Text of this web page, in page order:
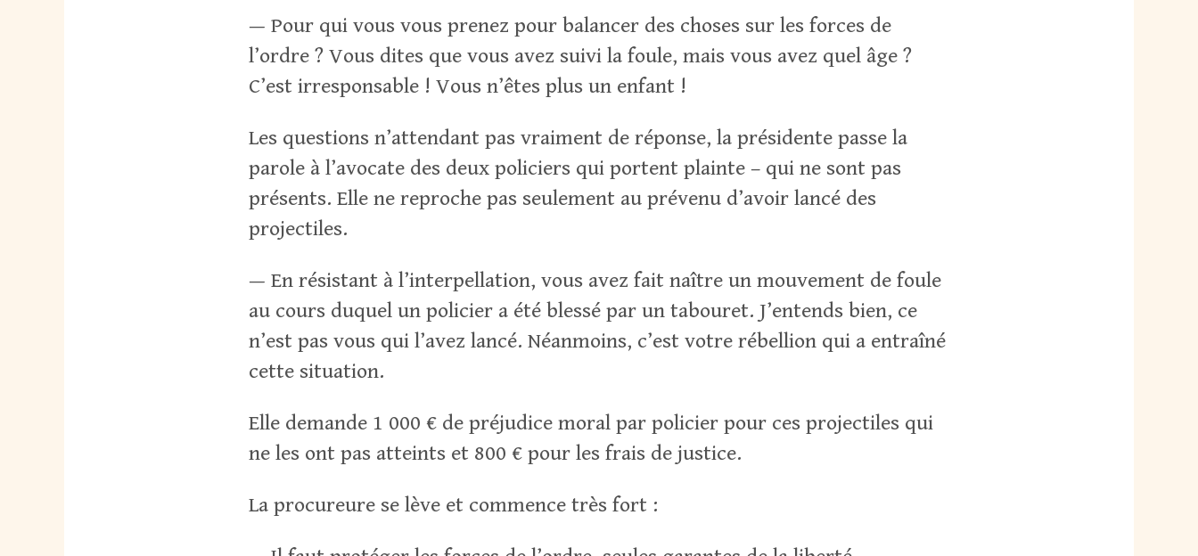
— Pour qui vous vous prenez pour balancer des choses sur les forces de
l’ordre ? Vous dites que vous avez suivi la foule, mais vous avez quel âge ?
C’est irresponsable ! Vous n’êtes plus un enfant !
Les questions n’attendant pas vraiment de réponse, la présidente passe la
parole à l’avocate des deux policiers qui portent plainte – qui ne sont pas
présents. Elle ne reproche pas seulement au prévenu d’avoir lancé des
projectiles.
— En résistant à l’interpellation, vous avez fait naître un mouvement de foule
au cours duquel un policier a été blessé par un tabouret. J’entends bien, ce
n’est pas vous qui l’avez lancé. Néanmoins, c’est votre rébellion qui a entraîné
cette situation.
Elle demande 1 000 € de préjudice moral par policier pour ces projectiles qui
ne les ont pas atteints et 800 € pour les frais de justice.
La procureure se lève et commence très fort :